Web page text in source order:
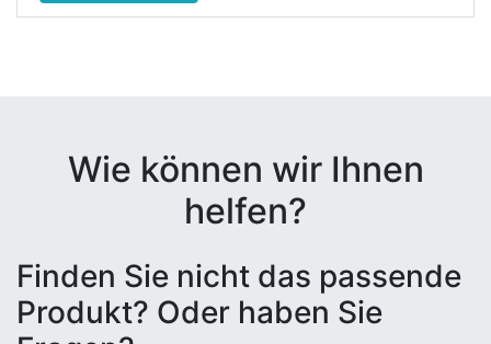
Wie können wir Ihnen
helfen?
Finden Sie nicht das passende
Produkt? Oder haben Sie